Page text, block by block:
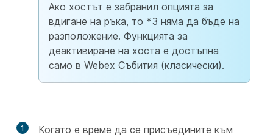
Ако хостът е забранил опцията за
вдигане на ръка, то *3 няма да бъде на
разположение. Функцията за
деактивиране на хоста е достъпна
само в Webex Събития (класически).
1
Когато е време да се присъедините към